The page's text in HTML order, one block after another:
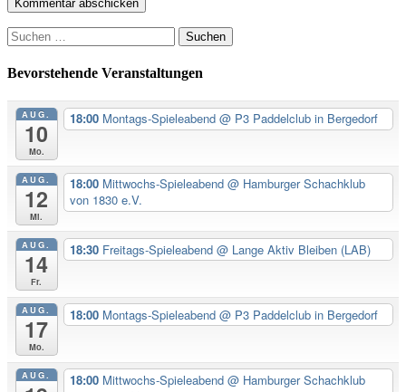
Suchen
nach:
Bevorstehende Veranstaltungen
AUG.
10
Mo.
18:00 Montags-Spieleabend @ P3 Paddelclub in Bergedorf
AUG.
12
Mi.
18:00 Mittwochs-Spieleabend @ Hamburger Schachklub
von 1830 e.V.
AUG.
14
Fr.
18:30 Freitags-Spieleabend @ Lange Aktiv Bleiben (LAB)
AUG.
17
Mo.
18:00 Montags-Spieleabend @ P3 Paddelclub in Bergedorf
AUG. 18:00 Mittwochs-Spieleabend @ Hamburger Schachklub